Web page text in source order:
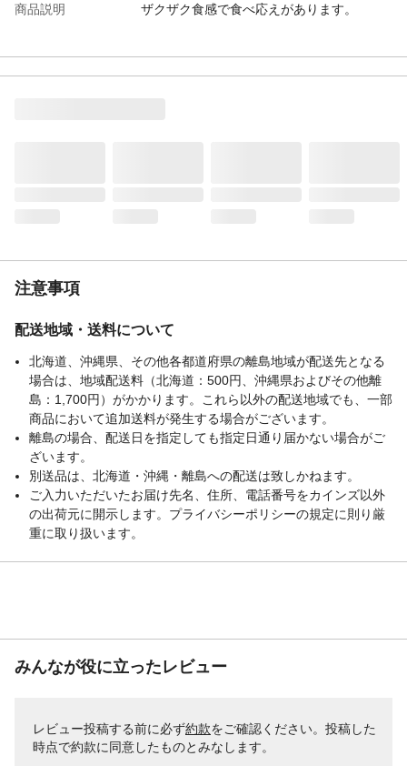
商品説明
ザクザク食感で食べ応えがあります。
原材料
バナナ、ココナッツオイル、砂糖／香料
カロリー
519kcal
注意事項
配送地域・送料について
北海道、沖縄県、その他各都道府県の離島地域が配送先となる
場合は、地域配送料（北海道：500円、沖縄県およびその他離
島：1,700円）がかかります。これら以外の配送地域でも、一部
商品において追加送料が発生する場合がございます。
離島の場合、配送日を指定しても指定日通り届かない場合がご
ざいます。
別送品は、北海道・沖縄・離島への配送は致しかねます。
ご入力いただいたお届け先名、住所、電話番号をカインズ以外
の出荷元に開示します。プライバシーポリシーの規定に則り厳
重に取り扱います。
みんなが役に立ったレビュー
レビュー投稿する前に必ず約款をご確認ください。投稿した
時点で約款に同意したものとみなします。